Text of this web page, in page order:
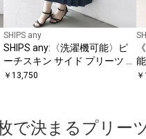
SHIPS any
SHIPS any:〈洗濯機可能〉ピ
ーチスキン サイド プリーツ バ
ンドカラー シャツ ワンピース
￥ 13,750 ￥
で決まるプリー